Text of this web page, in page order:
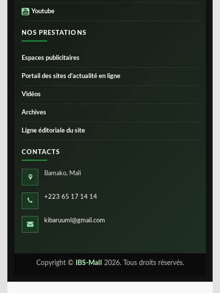
Youtube
NOS PRESTATIONS
Espaces publicitaires
Portail des sites d’actualité en ligne
Vidéos
Archives
Ligne éditoriale du site
CONTACTS
Bamako, Mali
+223 65 17 14 14
kibaruuml@gmail.com
Copyright © IBS-Mali 2026. Tous droits réservés.